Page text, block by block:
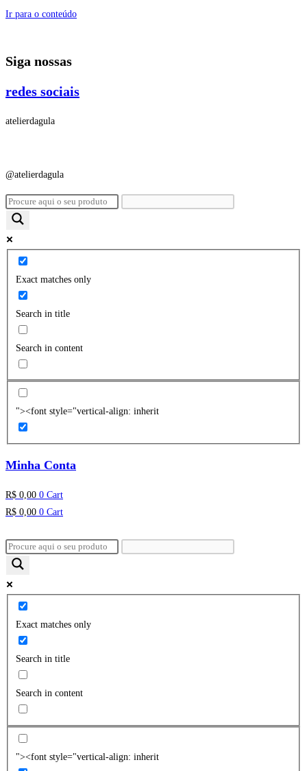
Ir para o conteúdo
Siga nossas
redes sociais
atelierdagula
@atelierdagula
Exact matches only
Search in title
Search in content
"><font style="vertical-align: inherit
Minha Conta
R$ 0,00 0 Cart
R$ 0,00 0 Cart
Exact matches only
Search in title
Search in content
"><font style="vertical-align: inherit